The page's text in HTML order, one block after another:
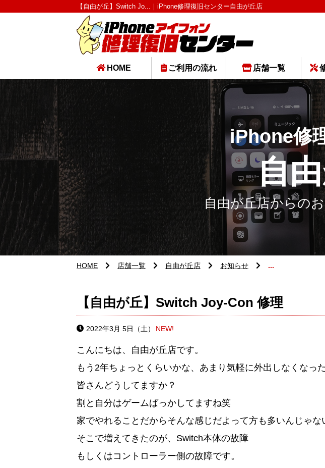
【自由が丘】Switch Jo...｜iPhone修理復旧センター自由が丘店
HOME ご利用の流れ 店舗一覧
iPhone修
自
自由が丘店からの
HOME 店舗一覧 自由が丘店 お知らせ ...
【自由が丘】Switch Joy-Con 修理
2022年3月 5日（土） NEW!
こんにちは、自由が丘店です。
もう2年ちょっとくらいかな、あまり気軽に外出しなくなった
皆さんどうしてますか？
割と自分はゲームばっかしてますね笑
家でやれることだからそんな感じだよって方も多いんじゃな
そこで増えてきたのが、Switch本体の故障
もしくはコントローラー側の故障です。